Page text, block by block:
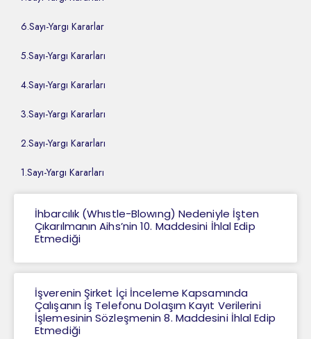
6.Sayı-Yargı Kararlar
5.Sayı-Yargı Kararları
4.Sayı-Yargı Kararları
3.Sayı-Yargı Kararları
2.Sayı-Yargı Kararları
1.Sayı-Yargı Kararları
İhbarcılık (Whıstle-Blowıng) Nedeniyle İşten
Çıkarılmanın Aihs’nin 10. Maddesini İhlal Edip
Etmediği
İşverenin Şirket İçi İnceleme Kapsamında
Çalışanın İş Telefonu Dolaşım Kayıt Verilerini
İşlemesinin Sözleşmenin 8. Maddesini İhlal Edip
Etmediği